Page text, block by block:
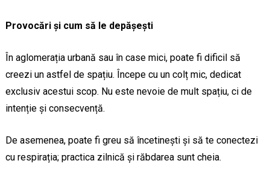
Provocări și cum să le depășești
În aglomerația urbană sau în case mici, poate fi dificil să
creezi un astfel de spațiu. Începe cu un colț mic, dedicat
exclusiv acestui scop. Nu este nevoie de mult spațiu, ci de
intenție și consecvență.
De asemenea, poate fi greu să încetinești și să te conectezi
cu respirația; practica zilnică și răbdarea sunt cheia.